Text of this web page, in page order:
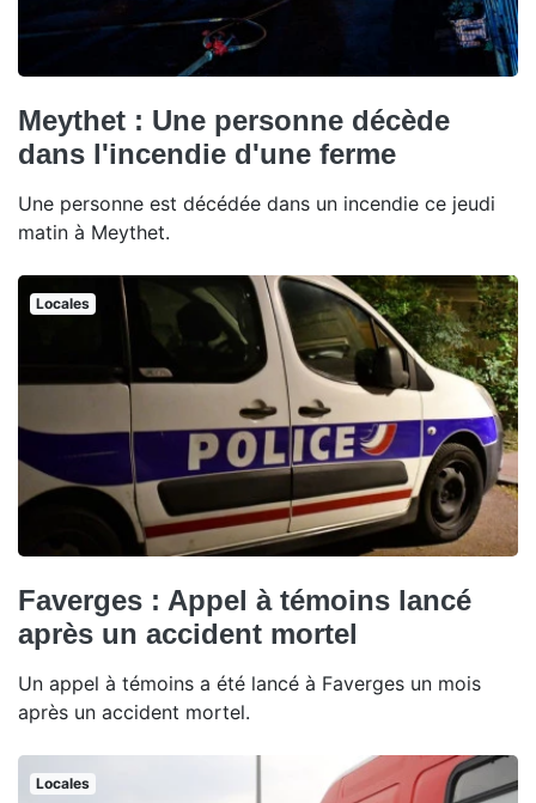
Meythet : Une personne décède
dans l'incendie d'une ferme
Une personne est décédée dans un incendie ce jeudi
matin à Meythet.
Locales
Faverges : Appel à témoins lancé
après un accident mortel
Un appel à témoins a été lancé à Faverges un mois
après un accident mortel.
Locales